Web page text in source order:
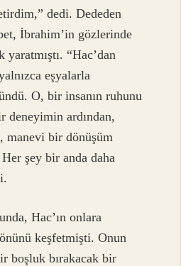
dedi. Dededen
İbrahim’in gözlerinde
“Hac’dan
eşyalarla
O, bir insanın ruhunu
deneyimin ardından,
manevi bir dönüşüm
şey bir anda daha
Hac’ın onlara
keşfetmişti. Onun
boşluk bırakacak bir